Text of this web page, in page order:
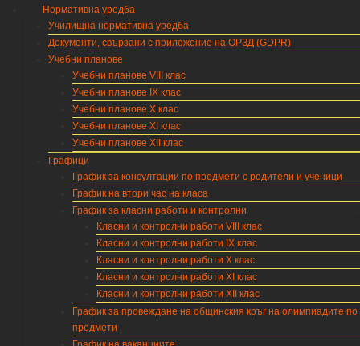
Нормативна уредба
Училищна нормативна уредба
Документи, свързани с приложение на ОРЗД (GDPR)
Учебни планове
Учебни планове VIII клас
Учебни планове IX клас
Учебни планове X клас
Учебни планове XI клас
Учебни планове XII клас
Графици
График за консултации по предмети с родители и ученици
График на втори час на класа
График за класни работи и контролни
Класни и контролни работи VIII клас
Класни и контролни работи IX клас
Класни и контролни работи X клас
Класни и контролни работи XI клас
Класни и контролни работи XII клас
График за провеждане на общинския кръг на олимпиадите по
предмети